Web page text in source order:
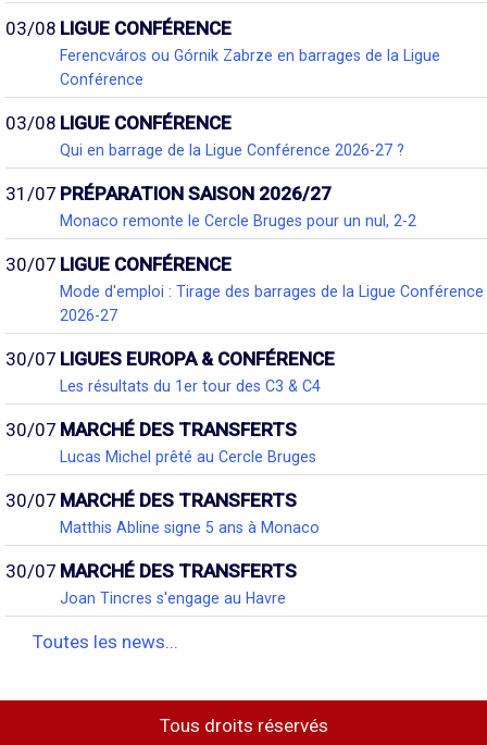
03/08 LIGUE CONFÉRENCE
Ferencváros ou Górnik Zabrze en barrages de la Ligue
Conférence
03/08 LIGUE CONFÉRENCE
Qui en barrage de la Ligue Conférence 2026-27 ?
31/07 PRÉPARATION SAISON 2026/27
Monaco remonte le Cercle Bruges pour un nul, 2-2
30/07 LIGUE CONFÉRENCE
Mode d'emploi : Tirage des barrages de la Ligue Conférence
2026-27
30/07 LIGUES EUROPA & CONFÉRENCE
Les résultats du 1er tour des C3 & C4
30/07 MARCHÉ DES TRANSFERTS
Lucas Michel prêté au Cercle Bruges
30/07 MARCHÉ DES TRANSFERTS
Matthis Abline signe 5 ans à Monaco
30/07 MARCHÉ DES TRANSFERTS
Joan Tincres s'engage au Havre
Toutes les news...
Tous droits réservés